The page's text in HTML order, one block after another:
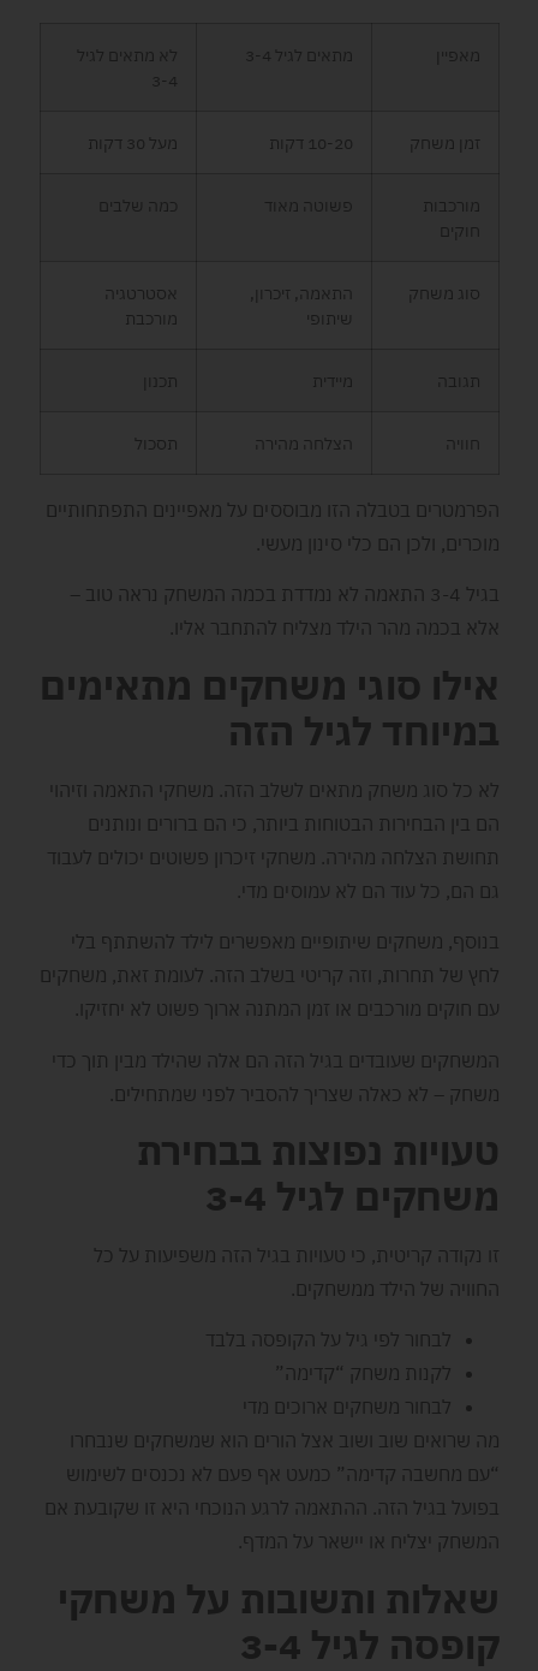
מאפיין מתאים לגיל 3-4
לא מתאים לגיל
3-4
זמן משחק 10-20 דקות מעל 30 דקות
מורכבות
חוקים
פשוטה מאוד כמה שלבים
סוג משחק
התאמה, זיכרון,
שיתופי
אסטרטגיה
מורכבת
תגובה מיידית תכנון
חוויה הצלחה מהירה תסכול
הפרמטרים בטבלה הזו מבוססים על מאפיינים התפתחותיים
מוכרים, ולכן הם כלי סינון מעשי.
בגיל 3-4 התאמה לא נמדדת בכמה המשחק נראה טוב –
אלא בכמה מהר הילד מצליח להתחבר אליו.
אילו סוגי משחקים מתאימים
במיוחד לגיל הזה
לא כל סוג משחק מתאים לשלב הזה. משחקי התאמה וזיהוי
הם בין הבחירות הבטוחות ביותר, כי הם ברורים ונותנים
תחושת הצלחה מהירה. משחקי זיכרון פשוטים יכולים לעבוד
גם הם, כל עוד הם לא עמוסים מדי.
בנוסף, משחקים שיתופיים מאפשרים לילד להשתתף בלי
לחץ של תחרות, וזה קריטי בשלב הזה. לעומת זאת, משחקים
עם חוקים מורכבים או זמן המתנה ארוך פשוט לא יחזיקו.
המשחקים שעובדים בגיל הזה הם אלה שהילד מבין תוך כדי
משחק – לא כאלה שצריך להסביר לפני שמתחילים.
טעויות נפוצות בבחירת
משחקים לגיל 3-4
זו נקודה קריטית, כי טעויות בגיל הזה משפיעות על כל
החוויה של הילד ממשחקים.
לבחור לפי גיל על הקופסה בלבד
לקנות משחק “קדימה”
לבחור משחקים ארוכים מדי
מה שרואים שוב ושוב אצל הורים הוא שמשחקים שנבחרו
“עם מחשבה קדימה” כמעט אף פעם לא נכנסים לשימוש
בפועל בגיל הזה. ההתאמה לרגע הנוכחי היא זו שקובעת אם
המשחק יצליח או יישאר על המדף.
שאלות ותשובות על משחקי
קופסה לגיל 3-4